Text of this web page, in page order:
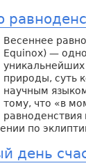
Весеннее
Equinox) —
уникальнейших
природы, суть
научным
тому, что «в
по
день